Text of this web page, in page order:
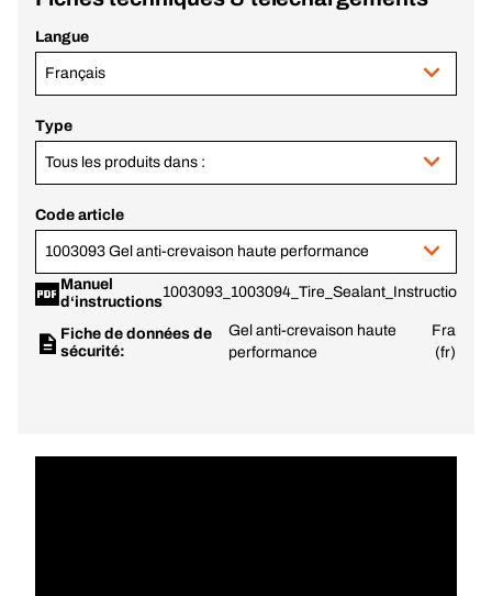
Langue
Français
Type
Tous les produits dans :
Code article
1003093 Gel anti-crevaison haute performance
Manuel
d‘instructions
1003093_1003094_Tire_Sealant_Instruction.pdf
Fiche de données de
sécurité:
Gel anti-crevaison haute
performance
France
(fr)